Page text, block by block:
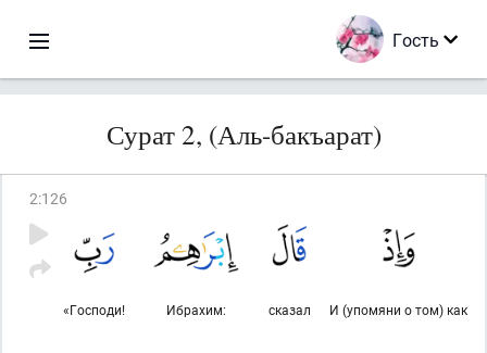
Гость
Сурат 2, (Аль-бакъарат)
2:126
И (упомяни о том) как
сказал
Ибрахим:
«Господи!